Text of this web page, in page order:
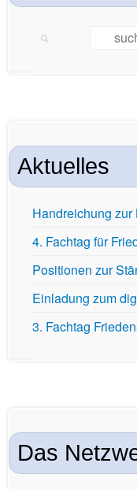
Aktuelles
Handreichung
4. Fachtag für
Positionen zur
Einladung zum
3. Fachtag
Das